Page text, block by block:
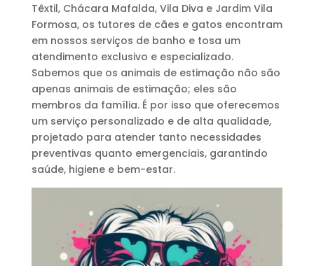
Têxtil, Chácara Mafalda, Vila Diva e Jardim Vila
Formosa, os tutores de cães e gatos encontram
em nossos serviços de banho e tosa um
atendimento exclusivo e especializado.
Sabemos que os animais de estimação não são
apenas animais de estimação; eles são
membros da família. É por isso que oferecemos
um serviço personalizado e de alta qualidade,
projetado para atender tanto necessidades
preventivas quanto emergenciais, garantindo
saúde, higiene e bem-estar.